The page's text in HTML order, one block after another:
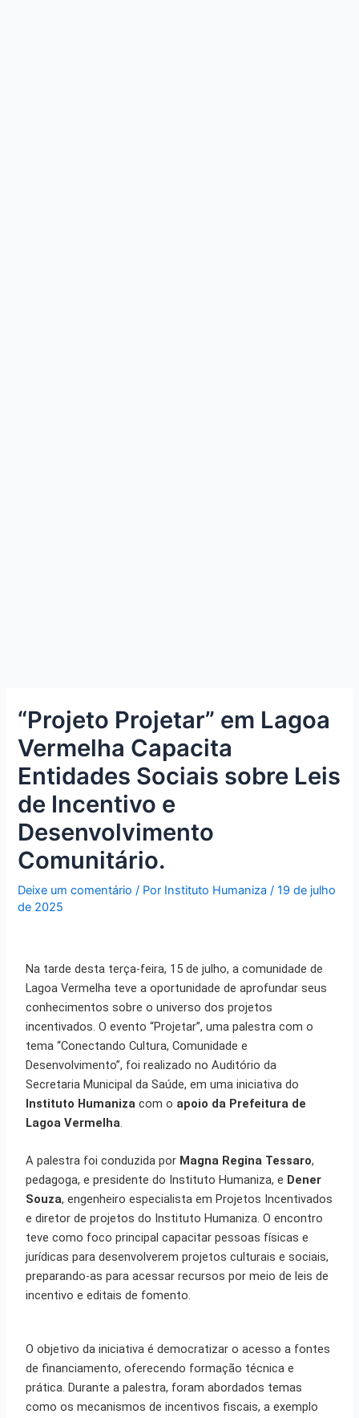
“Projeto Projetar” em Lagoa
Vermelha Capacita
Entidades Sociais sobre Leis
de Incentivo e
Desenvolvimento
Comunitário.
Deixe um comentário / Por Instituto Humaniza /19 de julho
de 2025
Na tarde desta terça-feira, 15 de julho, a comunidade de
Lagoa Vermelha teve a oportunidade de aprofundar seus
conhecimentos sobre o universo dos projetos
incentivados. O evento “Projetar”, uma palestra com o
tema “Conectando Cultura, Comunidade e
Desenvolvimento”, foi realizado no Auditório da
Secretaria Municipal da Saúde, em uma iniciativa do
Instituto Humaniza com o apoio da Prefeitura de
Lagoa Vermelha
A palestra foi conduzida por Magna Regina Tessaro,
pedagoga, e presidente do Instituto Humaniza, e Dener
Souza, engenheiro especialista em Projetos Incentivados
e diretor de projetos do Instituto Humaniza. O encontro
teve como foco principal capacitar pessoas físicas e
jurídicas para desenvolverem projetos culturais e sociais,
preparando-as para acessar recursos por meio de leis de
incentivo e editais de fomento.
O objetivo da iniciativa é democratizar o acesso a fontes
de financiamento, oferecendo formação técnica e
prática. Durante a palestra, foram abordados temas
como os mecanismos de incentivos fiscais, a exemplo